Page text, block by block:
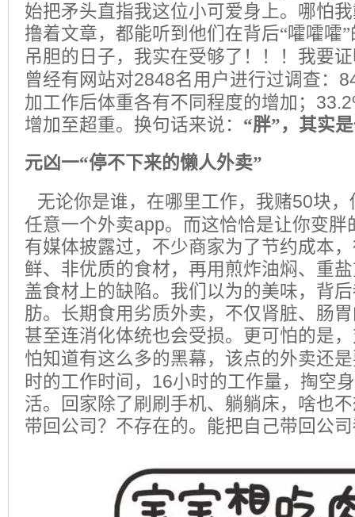
始把矛头直指我这位小可爱身上。哪怕
撸着文章，都能听到他们在背后“嚯嚯嚯
吊胆的日子，我实在受够了！！！我要
曾经有网站对2848名用户进行过调查：
加工作后体重各有不同程度的增加；
增加至超重。换句话来说： “胖”，其实
元凶一“停不下来的懒人外卖”
无论你是谁，在哪里工作，我赌50块，
任意一个外卖app。而这恰恰是让你变胖
有媒体披露过，不少商家为了节约成本
鲜、非优质的食材，再用煎炸油焖、重
盖食材上的缺陷。我们以为的美味，背
肪。长期食用劣质外卖，不仅肾脏、肠
甚至连消化体统也会受损。更可怕的是
怕知道有这么多的黑幕，该点的外卖还
时的工作时间， 16小时的工作量，掏空
活。回家除了刷刷手机、躺躺床，啥也
带回公司？不存在的。 能把自己带回公